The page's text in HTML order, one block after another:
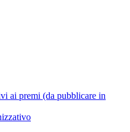
ai premi (da pubblicare in